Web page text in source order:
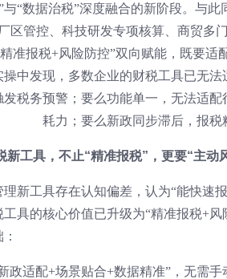
与“数据治税”深度融合的新阶段。与
区管控、科技研发专项核算、商贸多
准报税+风险防控”双向赋能，既要
中发现，多数企业的财税工具已无
税务预警；要么功能单一，无法适
耗力；要么新政同步滞后，报税
新工具，不止“精准报税”，更要“主动
理新工具存在认知偏差，认为“能快速
具的核心价值已升级为“精准报税+
政适配+场景贴合+数据精准”，无需